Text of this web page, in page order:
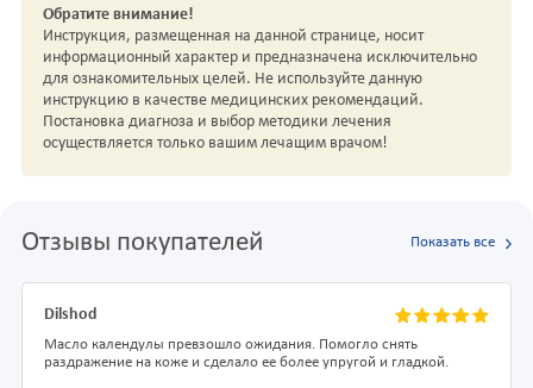
Обратите внимание!
Инструкция, размещенная на данной странице, носит
информационный характер и предназначена исключительно
для ознакомительных целей. Не используйте данную
инструкцию в качестве медицинских рекомендаций.
Постановка диагноза и выбор методики лечения
осуществляется только вашим лечащим врачом!
Отзывы покупателей Показать все
Dilshod
Масло календулы превзошло ожидания. Помогло снять
раздражение на коже и сделало ее более упругой и гладкой.